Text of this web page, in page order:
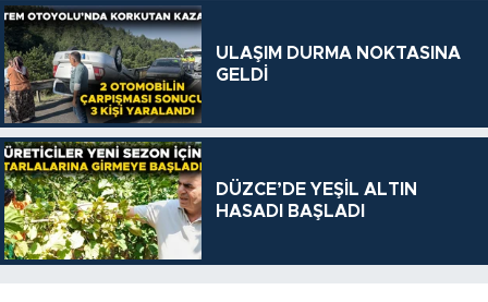
ULAŞIM DURMA NOKTASINA
GELDİ
DÜZCE’DE YEŞİL ALTIN
HASADI BAŞLADI